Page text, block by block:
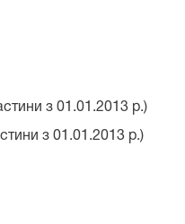
з 01.01.2013 р.)
з 01.01.2013 р.)